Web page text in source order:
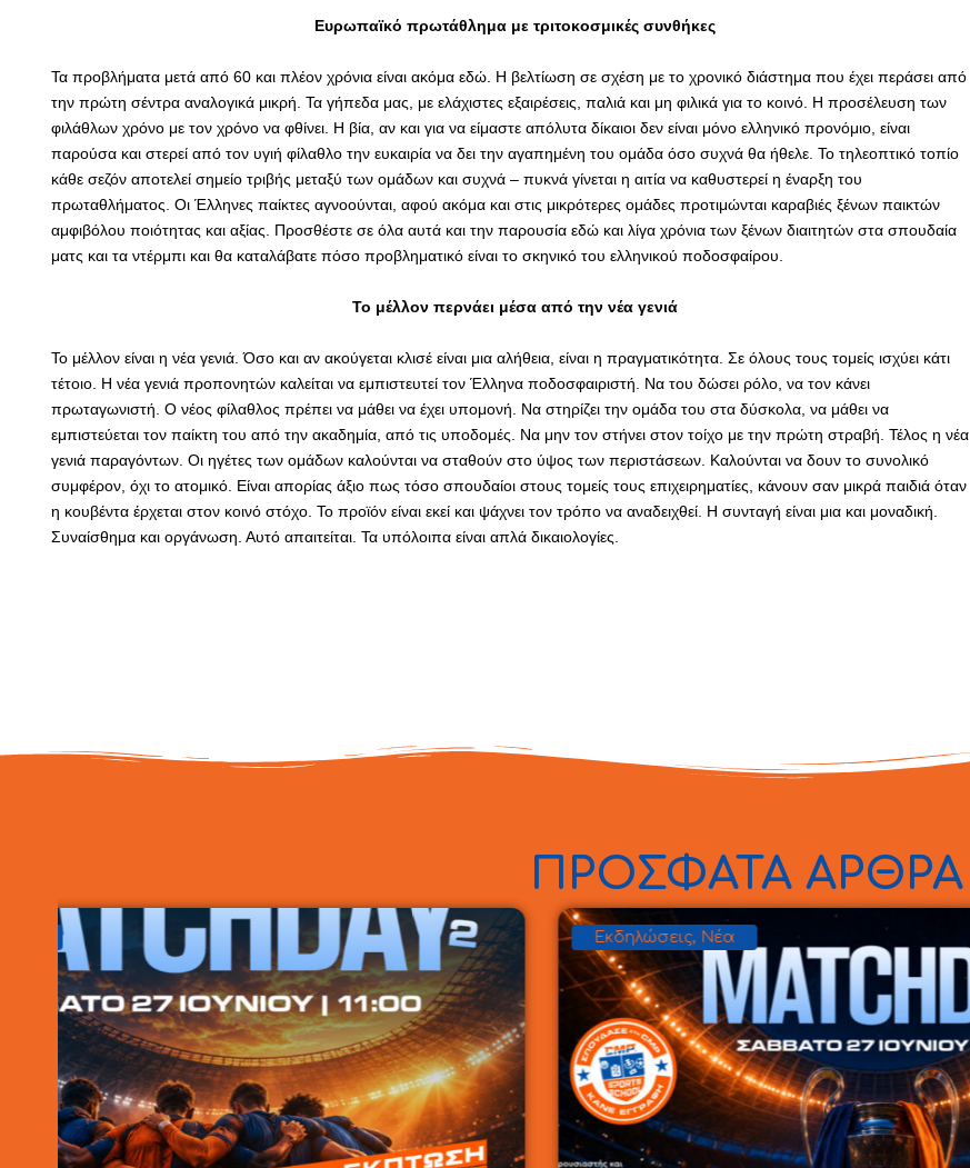
Ευρωπαϊκό πρωτάθλημα με τριτοκοσμικές συνθήκες
Τα προβλήματα μετά από 60 και πλέον χρόνια είναι ακόμα εδώ. Η βελτίωση σε σχέση με το χρονικό διάστημα που έχει περάσει από
την πρώτη σέντρα αναλογικά μικρή. Τα γήπεδα μας, με ελάχιστες εξαιρέσεις, παλιά και μη φιλικά για το κοινό. Η προσέλευση των
φιλάθλων χρόνο με τον χρόνο να φθίνει. Η βία, αν και για να είμαστε απόλυτα δίκαιοι δεν είναι μόνο ελληνικό προνόμιο, είναι
παρούσα και στερεί από τον υγιή φίλαθλο την ευκαιρία να δει την αγαπημένη του ομάδα όσο συχνά θα ήθελε. Το τηλεοπτικό τοπίο
κάθε σεζόν αποτελεί σημείο τριβής μεταξύ των ομάδων και συχνά – πυκνά γίνεται η αιτία να καθυστερεί η έναρξη του
πρωταθλήματος. Οι Έλληνες παίκτες αγνοούνται, αφού ακόμα και στις μικρότερες ομάδες προτιμώνται καραβιές ξένων παικτών
αμφιβόλου ποιότητας και αξίας. Προσθέστε σε όλα αυτά και την παρουσία εδώ και λίγα χρόνια των ξένων διαιτητών στα σπουδαία
ματς και τα ντέρμπι και θα καταλάβατε πόσο προβληματικό είναι το σκηνικό του ελληνικού ποδοσφαίρου.
Το μέλλον περνάει μέσα από την νέα γενιά
Το μέλλον είναι η νέα γενιά. Όσο και αν ακούγεται κλισέ είναι μια αλήθεια, είναι η πραγματικότητα. Σε όλους τους τομείς ισχύει κάτι
τέτοιο. Η νέα γενιά προπονητών καλείται να εμπιστευτεί τον Έλληνα ποδοσφαιριστή. Να του δώσει ρόλο, να τον κάνει
πρωταγωνιστή. Ο νέος φίλαθλος πρέπει να μάθει να έχει υπομονή. Να στηρίζει την ομάδα του στα δύσκολα, να μάθει να
εμπιστεύεται τον παίκτη του από την ακαδημία, από τις υποδομές. Να μην τον στήνει στον τοίχο με την πρώτη στραβή. Τέλος η νέα
γενιά παραγόντων. Οι ηγέτες των ομάδων καλούνται να σταθούν στο ύψος των περιστάσεων. Καλούνται να δουν το συνολικό
συμφέρον, όχι το ατομικό. Είναι απορίας άξιο πως τόσο σπουδαίοι στους τομείς τους επιχειρηματίες, κάνουν σαν μικρά παιδιά όταν
η κουβέντα έρχεται στον κοινό στόχο. Το προϊόν είναι εκεί και ψάχνει τον τρόπο να αναδειχθεί. Η συνταγή είναι μια και μοναδική.
Συναίσθημα και οργάνωση. Αυτό απαιτείται. Τα υπόλοιπα είναι απλά δικαιολογίες.
ΠΡΟΣΦΑΤΑ ΑΡΘΡΑ
Εκδηλώσεις Εκδηλώσεις